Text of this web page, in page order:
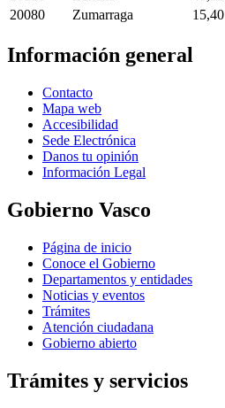
20080
Zumarraga 15,40
Información general
Contacto
Mapa web
Accesibilidad
Sede Electrónica
Danos tu opinión
Información Legal
Gobierno Vasco
Página de inicio
Conoce el Gobierno
Departamentos y entidades
Noticias y eventos
Trámites
Atención ciudadana
Gobierno abierto
Trámites y servicios